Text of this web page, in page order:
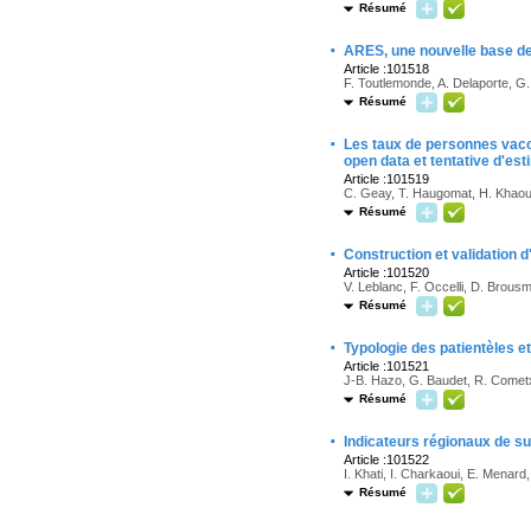
Résumé
· ARES, une nouvelle base
Article :101518
F. Toutlemonde, A. Delaporte,
Résumé
·
Les taux de personnes
open data et tentative
Article :101519
C. Geay, T. Haugomat, H.
Résumé
· Construction et validation
Article :101520
V. Leblanc, F. Occelli, D.
Résumé
· Typologie des patientèles
Article :101521
J-B. Hazo, G. Baudet, R.
Résumé
· Indicateurs régionaux de
Article :101522
I. Khati, I. Charkaoui, E.
Résumé